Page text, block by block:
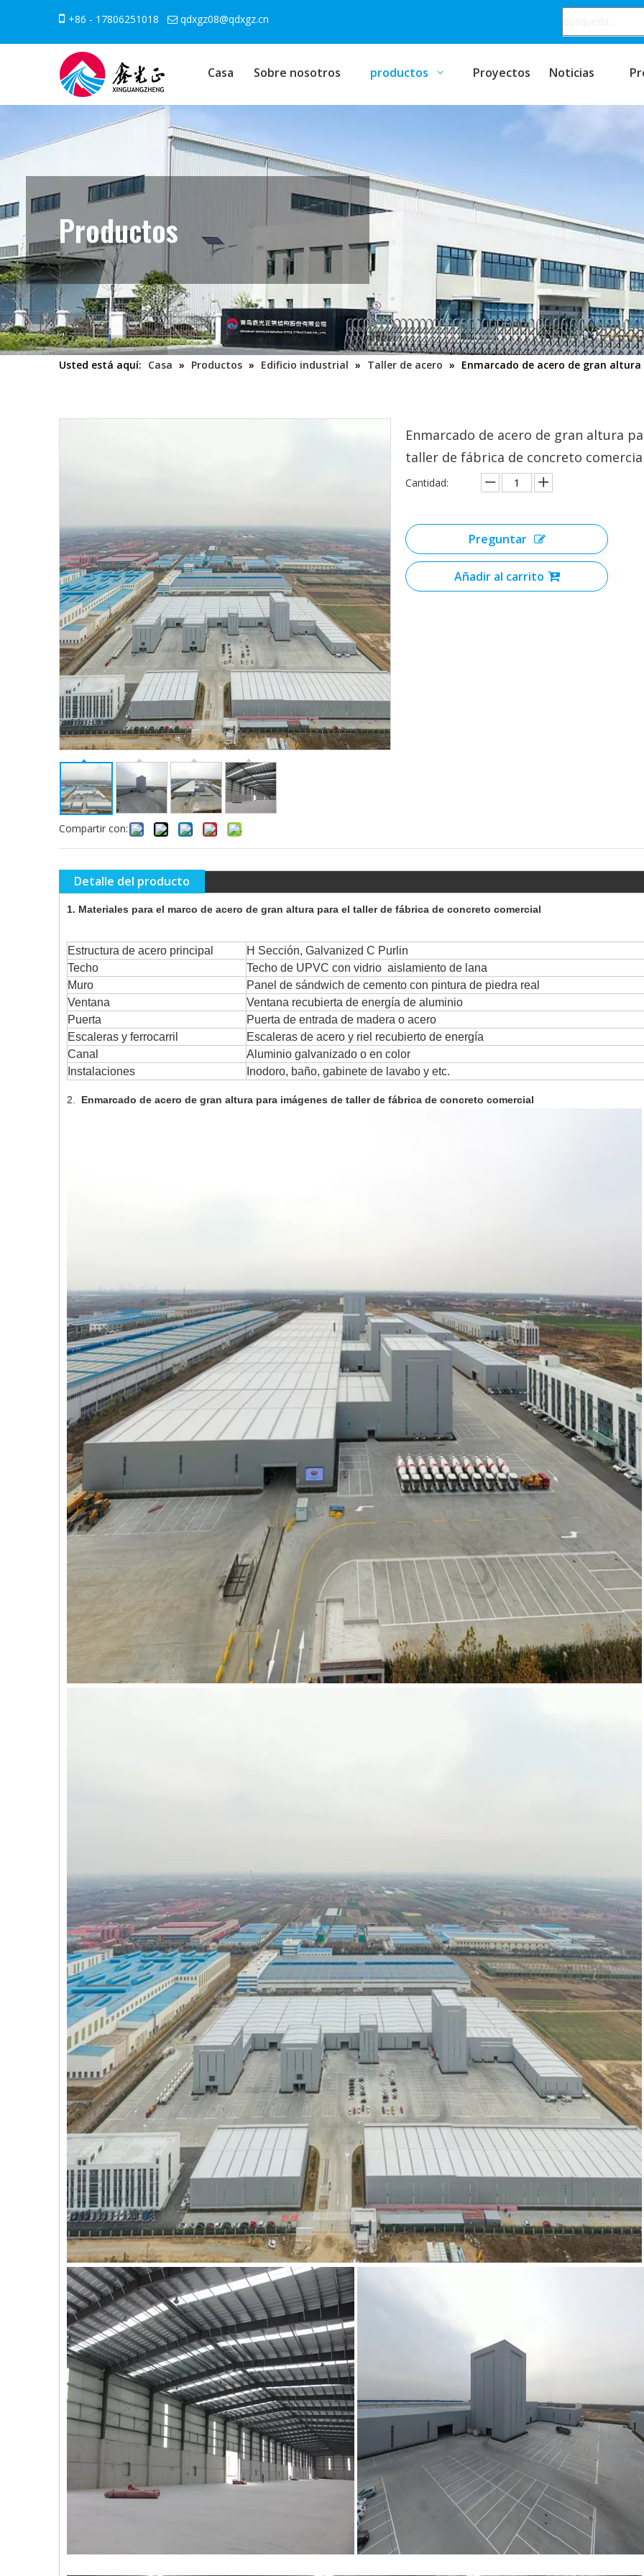
 +86 - 17806251018  qdxgz08@qdxgz.cn
Casa Sobre nosotros productos Proyectos Noticias
Productos
Usted está aquí: Casa » Productos » Edificio industrial » Taller de acero » Enmarcado de acero de gran
Compartir con:
Enmarcado de acero de gran altura
taller de fábrica de concreto
Cantidad:
Preguntar
Añadir al carrito
Detalle del producto
1. Materiales para el marco de acero de gran altura para el taller de fábrica de concreto comercial
Estructura de acero principal
H Sección, Galvanized C Purlin
Techo
Techo de UPVC con vidrio aislamiento de lana
Muro
Panel de sándwich de cemento con pintura de piedra real
Ventana
Ventana recubierta de energía de aluminio
Puerta
Puerta de entrada de madera o acero
Escaleras y ferrocarril
Escaleras de acero y riel recubierto de energía
Canal
Aluminio galvanizado o en color
Instalaciones
Inodoro, baño, gabinete de lavabo y etc.
2. Enmarcado de acero de gran altura para imágenes de taller de fábrica de concreto comercial